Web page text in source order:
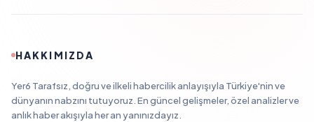
HAKKIMIZDA
Yer6 Tarafsız, doğru ve ilkeli habercilik anlayışıyla Türkiye'nin ve
dünyanın nabzını tutuyoruz. En güncel gelişmeler, özel analizler ve
anlık haber akışıyla her an yanınızdayız.